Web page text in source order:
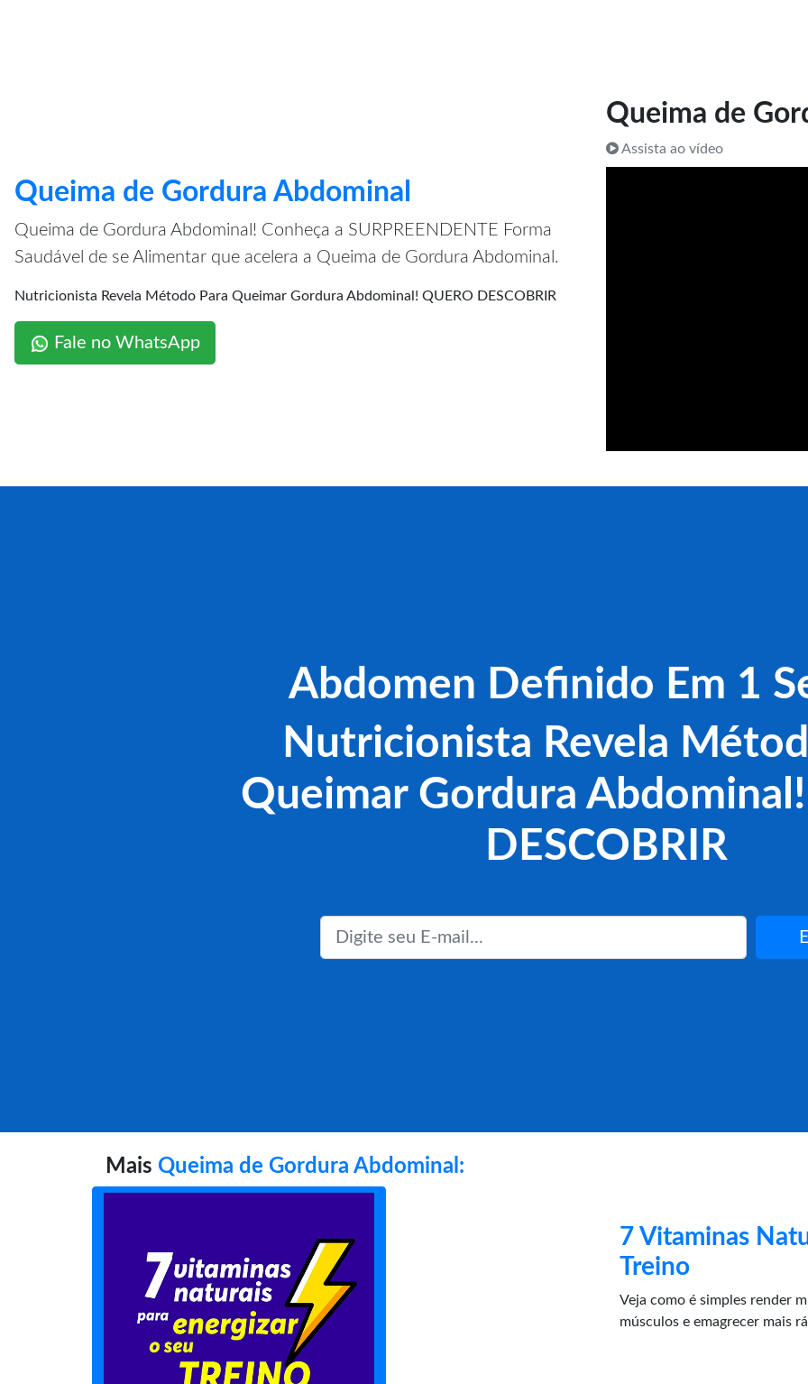
Queima de
Assista ao vídeo
Queima de Gordura Abdominal
Queima de Gordura Abdominal! Conheça a SURPREENDENTE Forma
Saudável de se Alimentar que acelera a Queima de Gordura Abdominal.
Nutricionista Revela Método Para Queimar Gordura Abdominal! QUERO DESCOBRIR
Fale no WhatsApp
Abdomen Definido Em 1
Nutricionista Revela
Queimar Gordura
DESCOBRIR
Mais Queima de Gordura Abdominal:
7 Vitaminas
Treino
Veja como é simples render
músculos e emagrecer mais